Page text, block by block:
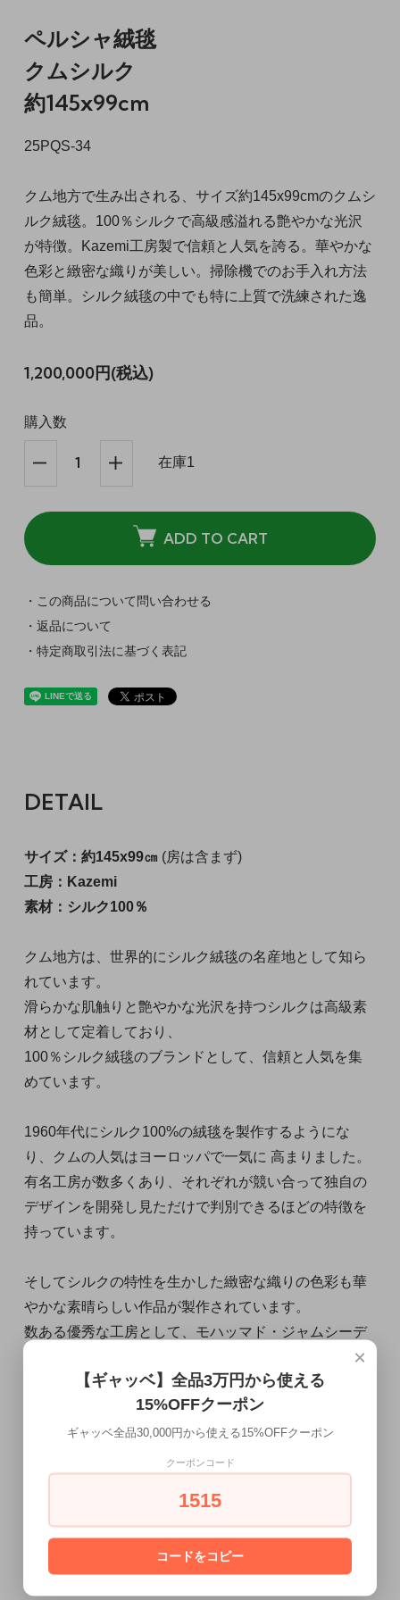
ペルシャ絨毯
クムシルク
約145x99cm
25PQS-34
クム地方で生み出される、サイズ約145x99cmのクムシ
ルク絨毯。100％シルクで高級感溢れる艶やかな光沢
が特徴。Kazemi工房製で信頼と人気を誇る。華やかな
色彩と緻密な織りが美しい。掃除機でのお手入れ方法
も簡単。シルク絨毯の中でも特に上質で洗練された逸
品。
1,200,000円(税込)
購入数
在庫1
ADD TO CART
・この商品について問い合わせる
・返品について
・特定商取引法に基づく表記
DETAIL
サイズ：約145x99㎝ (房は含まず)
工房：Kazemi
素材：シルク100％
クム地方は、世界的にシルク絨毯の名産地として知ら
れています。
滑らかな肌触りと艶やかな光沢を持つシルクは高級素
材として定着しており、
100％シルク絨毯のブランドとして、信頼と人気を集
めています。
1960年代にシルク100%の絨毯を製作するようにな
り、クムの人気はヨーロッパで一気に 高まりました。
有名工房が数多くあり、それぞれが競い合って独自の
デザインを開発し見ただけで判別できるほどの特徴を
持っています。
そしてシルクの特性を生かした緻密な織りの色彩も華
やかな素晴らしい作品が製作されています。
数ある優秀な工房として、モハッマド・ジャムシーデ
ィ工房、マスミ工房、ラフマニ工房、ラジャビアン工
房、ヌーリー工房などがあります。
■お手入れ方法について
＊普段のお手入れとしては掃除機をしっかりかけて下
＊フサの部分は掃除機を弱でかけてください。
＊汚れが気になる時は、当店でクリーニングを承って
×
【ギャッベ】全品3万円から使える
15%OFFクーポン
ギャッベ全品30,000円から使える15%OFFクーポン
クーポンコード
1515
コードをコピー